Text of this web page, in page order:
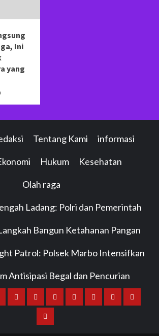
Ini
yang
Tentang Kami informasi
Hukum Kesehatan
Olah raga
Ladang: Polri dan Pemerintah
Bangun Ketahanan Pangan
Patrol: Polsek Marbo Intensifkan
Antisipasi Begal dan Pencurian
informasiArtikelEkonomiHukumKesehatan
Olah Bersama
KRYD